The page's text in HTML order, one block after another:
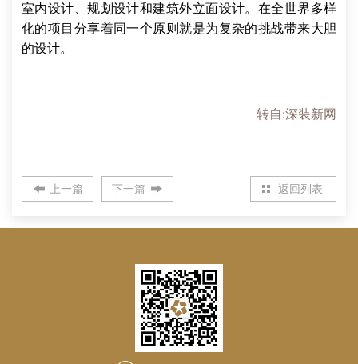
室内设计、规划设计和建筑外立面设计。在全世界多样
化的项目分享着同一个原则就是为复杂的挑战带来大胆
的设计。
转自:深装新网
上一篇 下一篇 返回列表